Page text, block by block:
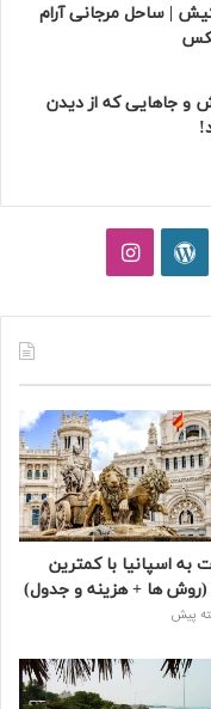
| ساحل مرجانی آرام
و جاهایی که از دیدن
وردپرساینستاگرام
به اسپانیا با کمترین
(روش ها + هزینه و جدول)